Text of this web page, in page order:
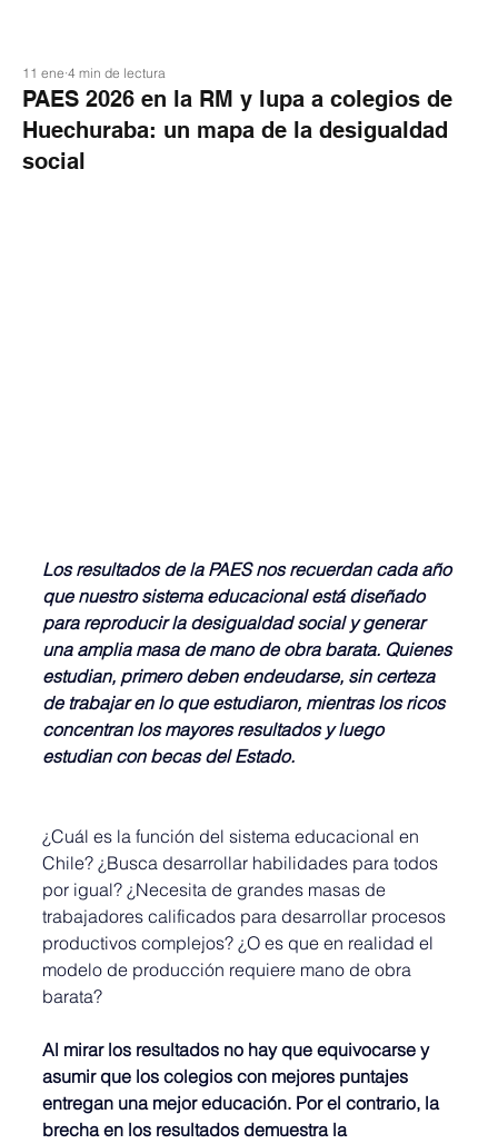
PAES 2026 en la RM y lupa a colegios de
Huechuraba: un mapa de la desigualdad
social
11 ene 4 min de lectura
Los resultados de la PAES nos recuerdan cada año
que nuestro sistema educacional está diseñado
para reproducir la desigualdad social y generar
una amplia masa de mano de obra barata. Quienes
estudian, primero deben endeudarse, sin certeza
de trabajar en lo que estudiaron, mientras los ricos
concentran los mayores resultados y luego
estudian con becas del Estado.
¿Cuál es la función del sistema educacional en
Chile? ¿Busca desarrollar habilidades para todos
por igual? ¿Necesita de grandes masas de
trabajadores calificados para desarrollar procesos
productivos complejos? ¿O es que en realidad el
modelo de producción requiere mano de obra
barata?
Al mirar los resultados no hay que equivocarse y
asumir que los colegios con mejores puntajes
entregan una mejor educación. Por el contrario, la
brecha en los resultados demuestra la